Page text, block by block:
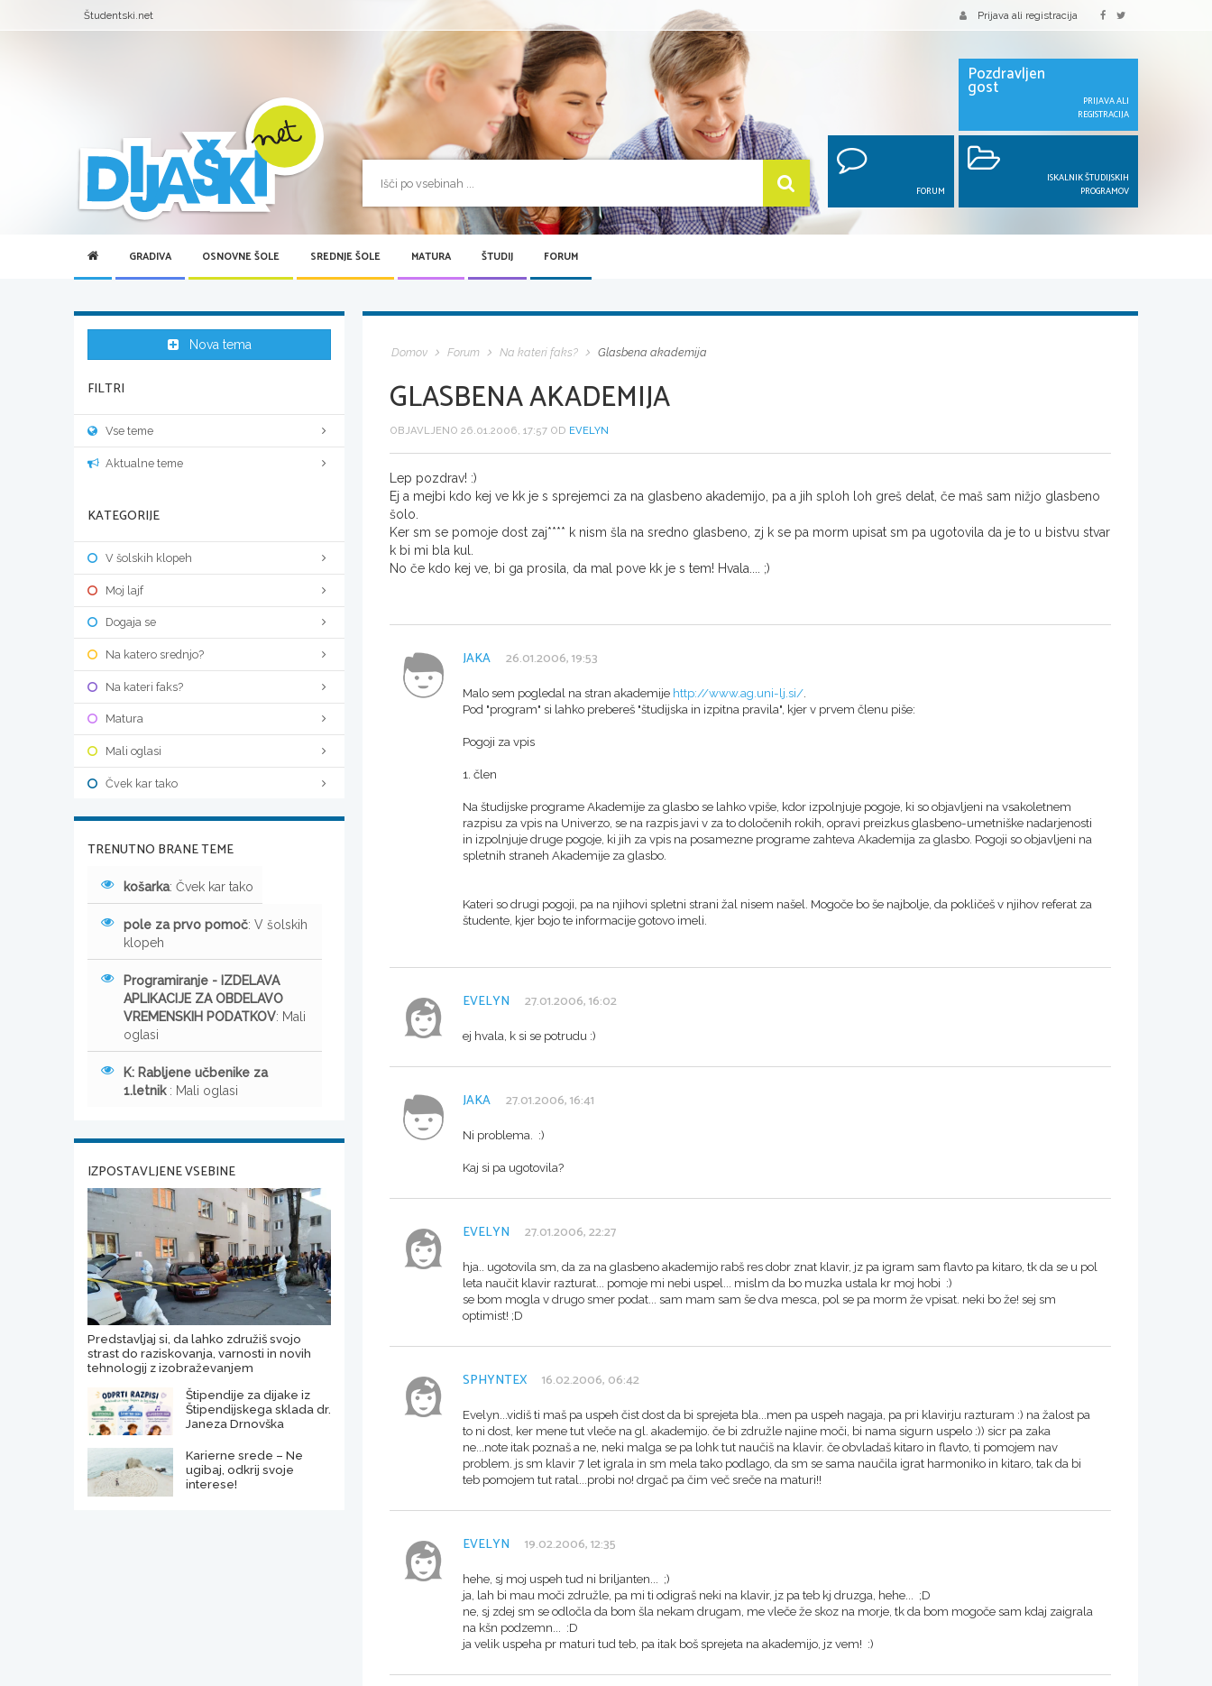
Študentski.net Prijava ali registracija
Pozdravljen
gost
PRIJAVA ALI
REGISTRACIJA
FORUM
ISKALNIK ŠTUDIJSKIH
PROGRAMOV
GRADIVA OSNOVNE ŠOLE SREDNJE ŠOLE MATURA ŠTUDIJ FORUM
Domov Forum Na kateri faks? Glasbena akademija
GLASBENA AKADEMIJA
OBJAVLJENO 26.01.2006, 17:57 OD EVELYN
Lep pozdrav! :)
Ej a mejbi kdo kej ve kk je s sprejemci za na glasbeno akademijo, pa a jih sploh loh greš delat, če maš sam nižjo glasbeno
šolo.
Ker sm se pomoje dost zaj**** k nism šla na sredno glasbeno, zj k se pa morm upisat sm pa ugotovila da je to u bistvu stvar
k bi mi bla kul.
No če kdo kej ve, bi ga prosila, da mal pove kk je s tem! Hvala.... ;)
JAKA 26.01.2006, 19:53
Malo sem pogledal na stran akademije http://www.ag.uni-lj.si/.
Pod "program" si lahko prebereš "študijska in izpitna pravila", kjer v prvem členu piše:
Pogoji za vpis
1. člen
Na študijske programe Akademije za glasbo se lahko vpiše, kdor izpolnjuje pogoje, ki so objavljeni na vsakoletnem
razpisu za vpis na Univerzo, se na razpis javi v za to določenih rokih, opravi preizkus glasbeno-umetniške nadarjenosti
in izpolnjuje druge pogoje, ki jih za vpis na posamezne programe zahteva Akademija za glasbo. Pogoji so objavljeni na
spletnih straneh Akademije za glasbo.
Kateri so drugi pogoji, pa na njihovi spletni strani žal nisem našel. Mogoče bo še najbolje, da pokličeš v njihov referat za
študente, kjer bojo te informacije gotovo imeli.
EVELYN 27.01.2006, 16:02
ej hvala, k si se potrudu :)
JAKA 27.01.2006, 16:41
Ni problema. :)
Kaj si pa ugotovila?
EVELYN 27.01.2006, 22:27
hja.. ugotovila sm, da za na glasbeno akademijo rabš res dobr znat klavir, jz pa igram sam flavto pa kitaro, tk da se u pol
leta naučit klavir razturat... pomoje mi nebi uspel... mislm da bo muzka ustala kr moj hobi :)
se bom mogla v drugo smer podat... sam mam sam še dva mesca, pol se pa morm že vpisat. neki bo že! sej sm
optimist! ;D
SPHYNTEX 16.02.2006, 06:42
Evelyn...vidiš ti maš pa uspeh čist dost da bi sprejeta bla...men pa uspeh nagaja, pa pri klavirju razturam :) na žalost pa
to ni dost, ker mene tut vleče na gl. akademijo. če bi združle najine moči, bi nama sigurn uspelo :)) sicr pa zaka
ne...note itak poznaš a ne, neki malga se pa lohk tut naučiš na klavir. če obvladaš kitaro in flavto, ti pomojem nav
problem. js sm klavir 7 let igrala in sm mela tako podlago, da sm se sama naučila igrat harmoniko in kitaro, tak da bi
teb pomojem tut ratal...probi no! drgač pa čim več sreče na maturi!!
EVELYN 19.02.2006, 12:35
hehe, sj moj uspeh tud ni briljanten... ;)
ja, lah bi mau moči združle, pa mi ti odigraš neki na klavir, jz pa teb kj druzga, hehe... ;D
ne, sj zdej sm se odločla da bom šla nekam drugam, me vleče že skoz na morje, tk da bom mogoče sam kdaj zaigrala
na kšn podzemn... :D
ja velik uspeha pr maturi tud teb, pa itak boš sprejeta na akademijo, jz vem! :)
Nova tema
FILTRI
Vse teme
Aktualne teme
KATEGORIJE
V šolskih klopeh
Moj lajf
Dogaja se
Na katero srednjo?
Na kateri faks?
Matura
Mali oglasi
Čvek kar tako
TRENUTNO BRANE TEME
košarka: Čvek kar tako
pole za prvo pomoč: V šolskih
klopeh
Programiranje - IZDELAVA
APLIKACIJE ZA OBDELAVO
VREMENSKIH PODATKOV: Mali
oglasi
K: Rabljene učbenike za
1.letnik : Mali oglasi
IZPOSTAVLJENE VSEBINE
Predstavljaj si, da lahko združiš svojo
strast do raziskovanja, varnosti in novih
tehnologij z izobraževanjem
Štipendije za dijake iz
Štipendijskega sklada dr.
Janeza Drnovška
Karierne srede – Ne
ugibaj, odkrij svoje
interese!